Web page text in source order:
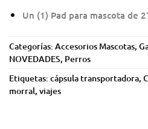
Un (1) Pad para mascota de
Categorías: Accesorios Mascotas,
NOVEDADES, Perros
Etiquetas: cápsula transportadora,
morral, viajes